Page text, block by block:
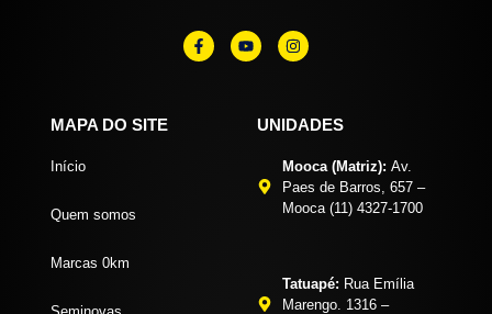
MAPA DO SITE
Início
Quem somos
Marcas 0km
UNIDADES
Mooca (Matriz): Av.
Paes de Barros, 657 –
Mooca (11) 4327-1700
Tatuapé: Rua Emília
Marengo. 1316 –